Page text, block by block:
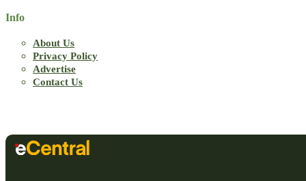
Info
About Us
Privacy Policy
Advertise
Contact Us